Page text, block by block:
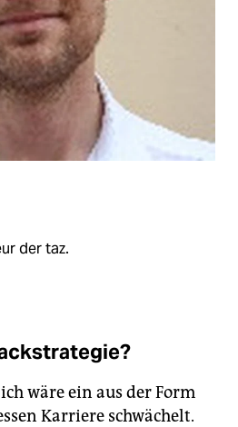
der taz.
wäre ein aus der Form
Karriere schwächelt.